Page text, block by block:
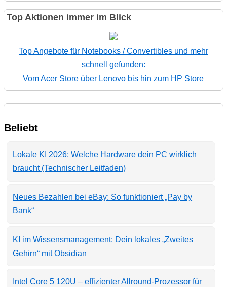
Top Aktionen immer im Blick
Top Angebote für Notebooks / Convertibles und mehr
schnell gefunden:
Vom Acer Store über Lenovo bis hin zum HP Store
Beliebt
Lokale KI 2026: Welche Hardware dein PC wirklich
braucht (Technischer Leitfaden)
Neues Bezahlen bei eBay: So funktioniert „Pay by
Bank“
KI im Wissensmanagement: Dein lokales „Zweites
Gehirn“ mit Obsidian
Intel Core 5 120U – effizienter Allround-Prozessor für